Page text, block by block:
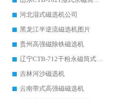
河北湿式磁选机公司
黑龙江半逆流磁选机图片
贵州高强磁除铁磁选机
辽宁CTB-712干粉永磁筒式磁选机
吉林河沙磁选机
云南带式高强磁磁选机